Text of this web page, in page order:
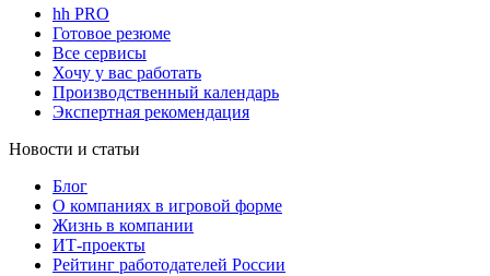
hh PRO
Готовое резюме
Все сервисы
Хочу у вас работать
Производственный календарь
Экспертная рекомендация
Новости и статьи
Блог
О компаниях в игровой форме
Жизнь в компании
ИТ-проекты
Рейтинг работодателей России